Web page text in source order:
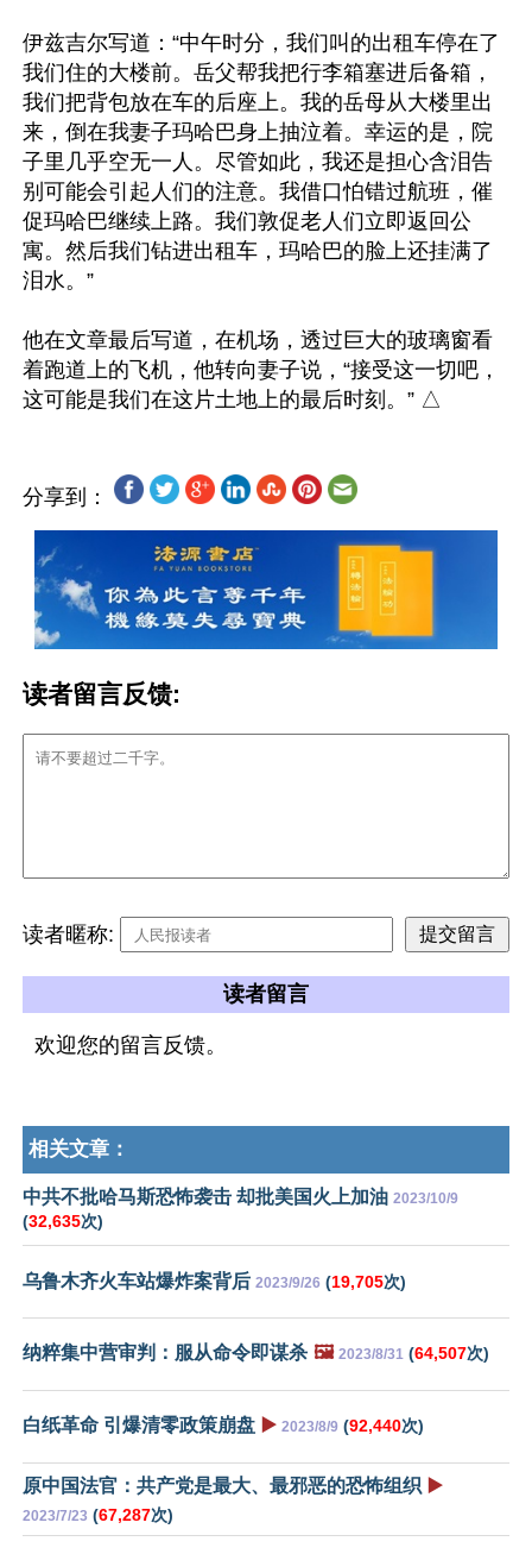
伊兹吉尔写道：“中午时分，我们叫的出租车停在了
我们住的大楼前。岳父帮我把行李箱塞进后备箱，
我们把背包放在车的后座上。我的岳母从大楼里出
来，倒在我妻子玛哈巴身上抽泣着。幸运的是，院
子里几乎空无一人。尽管如此，我还是担心含泪告
别可能会引起人们的注意。我借口怕错过航班，催
促玛哈巴继续上路。我们敦促老人们立即返回公
寓。然后我们钻进出租车，玛哈巴的脸上还挂满了
泪水。”
他在文章最后写道，在机场，透过巨大的玻璃窗看
着跑道上的飞机，他转向妻子说，“接受这一切吧，
分享到：
读者留言反馈:
读者暱称:
读者留言
欢迎您的留言反馈。
相关文章：
中共不批哈马斯恐怖袭击 却批美国火上加油 2023/10/9
(32,635次)
乌鲁木齐火车站爆炸案背后 2023/9/26 (19,705次)
纳粹集中营审判：服从命令即谋杀 🖼️ 2023/8/31 (64,507次)
白纸革命 引爆清零政策崩盘 ▶️ 2023/8/9 (92,440次)
原中国法官：共产党是最大、最邪恶的恐怖组织 ▶️
2023/7/23 (67,287次)